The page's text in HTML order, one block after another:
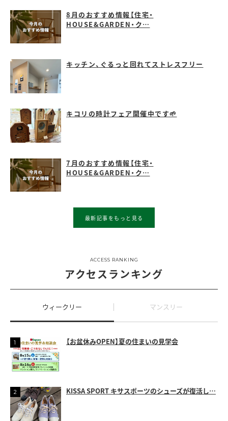
8月のおすすめ情報【住宅・
HOUSE&GARDEN・ク…
キッチン、ぐるっと回れてストレスフリー
キコリの時計フェア開催中です🌱
7月のおすすめ情報【住宅・
HOUSE&GARDEN・ク…
最新記事をもっと見る
ACCESS RANKING
アクセスランキング
ウィークリー マンスリー
【お盆休みOPEN】夏の住まいの見学会
KISSA SPORT キサスポーツのシューズが復活し…